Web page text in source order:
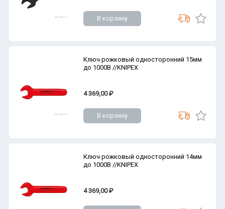
В корзину
Ключ рожковый односторонний 15мм
до 1000В //KNIPEX
4 369,00 ₽
В корзину
Ключ рожковый односторонний 14мм
до 1000В //KNIPEX
4 369,00 ₽